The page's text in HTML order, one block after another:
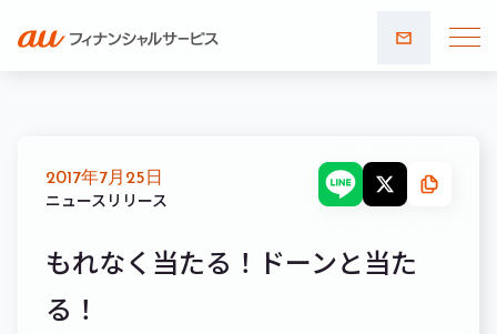
合わせ
2017年7月25日
ニュースリリース
もれなく当たる！ドーンと当た
る！